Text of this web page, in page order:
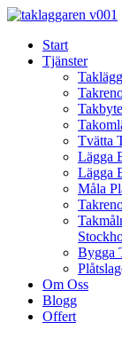
Skip
contentStart
Tjänster
Takbyte
Tvätta
Lägga
Lägga
Måla
Bygga
Om Oss
Blogg
Offert